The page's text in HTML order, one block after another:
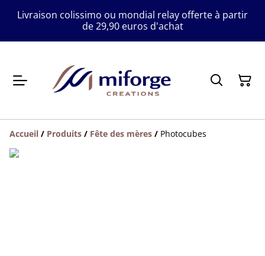
Livraison colissimo ou mondial relay offerte à partir
de 29,90 euros d'achat
Accueil / Produits / Fête des mères / Photocubes